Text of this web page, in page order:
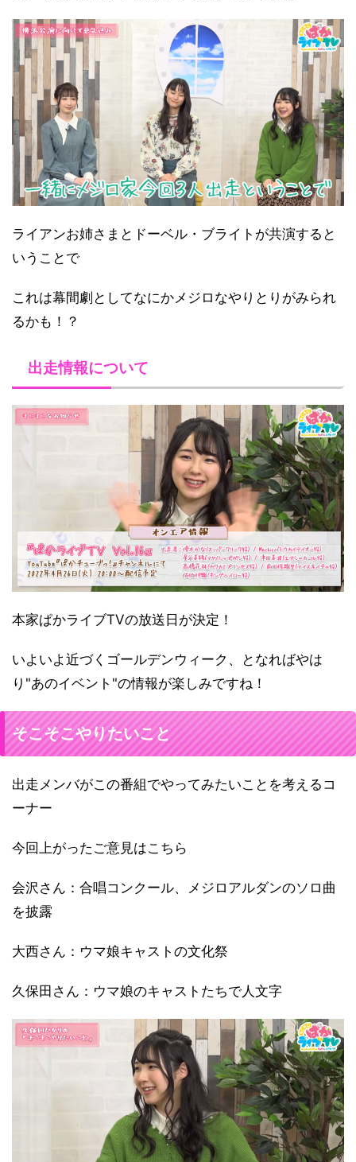
ライアンお姉さまとドーベル・ブライトが共演すると
いうことで
これは幕間劇としてなにかメジロなやりとりがみられ
るかも！？
出走情報について
本家ぱかライブTVの放送日が決定！
いよいよ近づくゴールデンウィーク、となればやは
り"あのイベント"の情報が楽しみですね！
そこそこやりたいこと
出走メンバがこの番組でやってみたいことを考えるコ
ーナー
今回上がったご意見はこちら
会沢さん：合唱コンクール、メジロアルダンのソロ曲
を披露
大西さん：ウマ娘キャストの文化祭
久保田さん：ウマ娘のキャストたちで人文字